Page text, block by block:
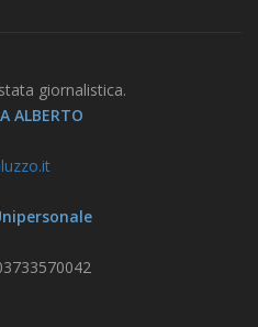
giornalistica.
ALBERTO